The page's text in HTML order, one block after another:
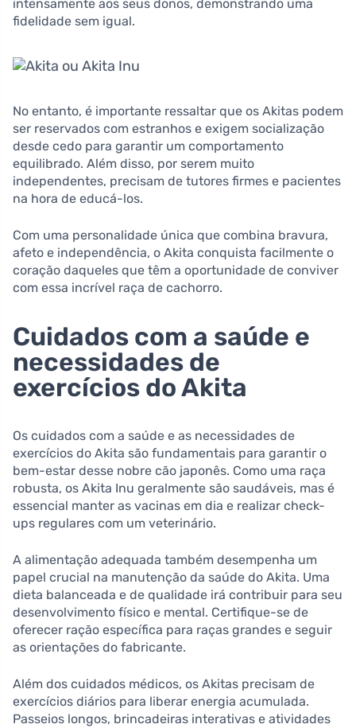
intensamente aos seus donos, demonstrando uma
fidelidade sem igual.
No entanto, é importante ressaltar que os Akitas podem
ser reservados com estranhos e exigem socialização
desde cedo para garantir um comportamento
equilibrado. Além disso, por serem muito
independentes, precisam de tutores firmes e pacientes
na hora de educá-los.
Com uma personalidade única que combina bravura,
afeto e independência, o Akita conquista facilmente o
coração daqueles que têm a oportunidade de conviver
com essa incrível raça de cachorro.
Cuidados com a saúde e
necessidades de
exercícios do Akita
Os cuidados com a saúde e as necessidades de
exercícios do Akita são fundamentais para garantir o
bem-estar desse nobre cão japonês. Como uma raça
robusta, os Akita Inu geralmente são saudáveis, mas é
essencial manter as vacinas em dia e realizar check-
ups regulares com um veterinário.
A alimentação adequada também desempenha um
papel crucial na manutenção da saúde do Akita. Uma
dieta balanceada e de qualidade irá contribuir para seu
desenvolvimento físico e mental. Certifique-se de
oferecer ração específica para raças grandes e seguir
as orientações do fabricante.
Além dos cuidados médicos, os Akitas precisam de
exercícios diários para liberar energia acumulada.
Passeios longos, brincadeiras interativas e atividades